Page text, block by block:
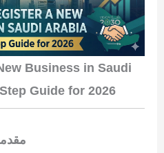
Business in Saudi
Guide for 2026